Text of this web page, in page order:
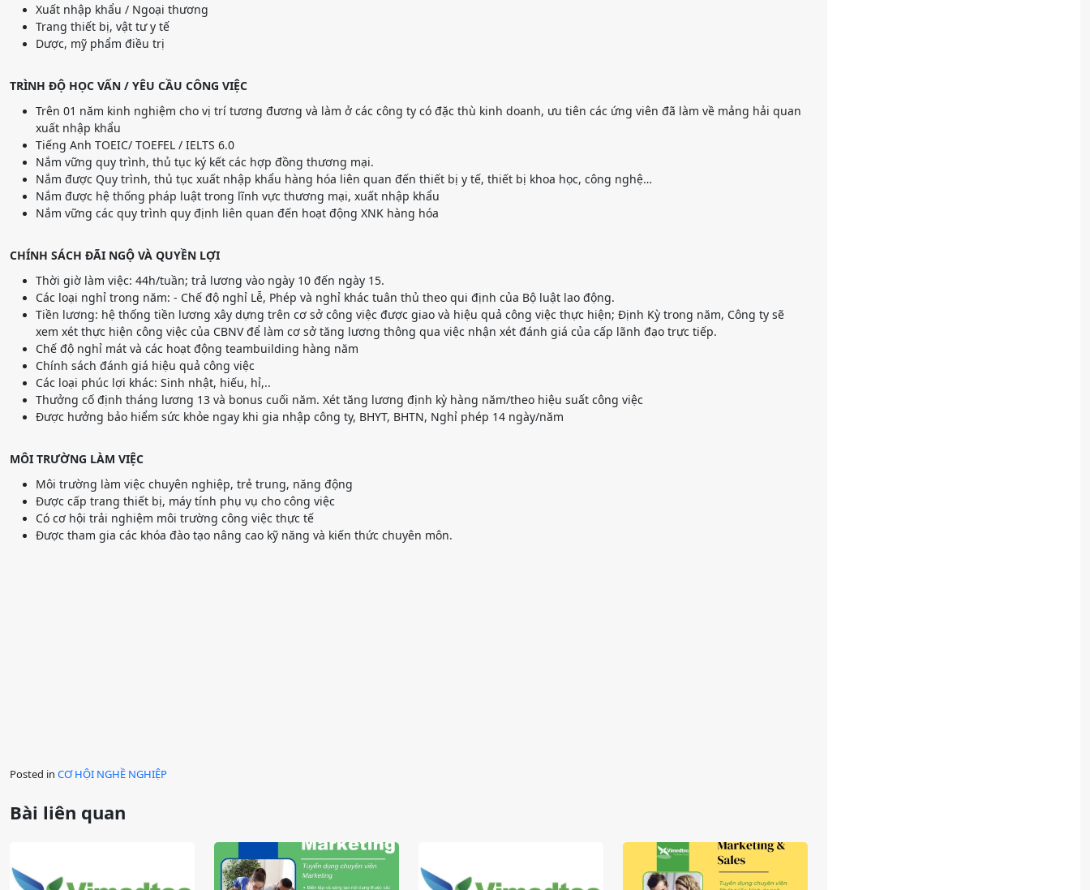
Xuất nhập khẩu / Ngoại thương
Trang thiết bị, vật tư y tế
Dược, mỹ phẩm điều trị
TRÌNH ĐỘ HỌC VẤN / YÊU CẦU CÔNG VIỆC
Trên 01 năm kinh nghiệm cho vị trí tương đương và làm ở các công ty có đặc thù kinh doanh, ưu tiên các ứng viên đã làm về mảng hải quan
xuất nhập khẩu
Tiếng Anh TOEIC/ TOEFEL / IELTS 6.0
Nắm vững quy trình, thủ tục ký kết các hợp đồng thương mại.
Nắm được Quy trình, thủ tục xuất nhập khẩu hàng hóa liên quan đến thiết bị y tế, thiết bị khoa học, công nghệ…
Nắm được hệ thống pháp luật trong lĩnh vực thương mại, xuất nhập khẩu
Nắm vững các quy trình quy định liên quan đến hoạt động XNK hàng hóa
CHÍNH SÁCH ĐÃI NGỘ VÀ QUYỀN LỢI
Thời giờ làm việc: 44h/tuần; trả lương vào ngày 10 đến ngày 15.
Các loại nghỉ trong năm: - Chế độ nghỉ Lễ, Phép và nghỉ khác tuân thủ theo qui định của Bộ luật lao động.
Tiền lương: hệ thống tiền lương xây dựng trên cơ sở công việc được giao và hiệu quả công việc thực hiện; Định Kỳ trong năm, Công ty sẽ
xem xét thực hiện công việc của CBNV để làm cơ sở tăng lương thông qua việc nhận xét đánh giá của cấp lãnh đạo trực tiếp.
Chế độ nghỉ mát và các hoạt động teambuilding hàng năm
Chính sách đánh giá hiệu quả công việc
Các loại phúc lợi khác: Sinh nhật, hiếu, hỉ,..
Thưởng cố định tháng lương 13 và bonus cuối năm. Xét tăng lương định kỳ hàng năm/theo hiệu suất công việc
Được hưởng bảo hiểm sức khỏe ngay khi gia nhập công ty, BHYT, BHTN, Nghỉ phép 14 ngày/năm
MÔI TRƯỜNG LÀM VIỆC
Môi trường làm việc chuyên nghiệp, trẻ trung, năng động
Được cấp trang thiết bị, máy tính phụ vụ cho công việc
Có cơ hội trải nghiệm môi trường công việc thực tế
Được tham gia các khóa đào tạo nâng cao kỹ năng và kiến thức chuyên môn.
Posted in CƠ HỘI NGHỀ NGHIỆP
Bài liên quan